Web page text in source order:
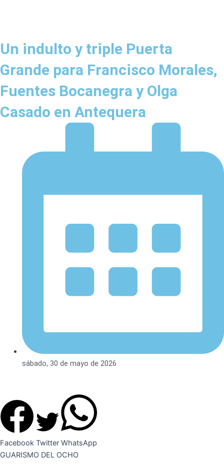
Un indulto y triple Puerta
Grande para Francisco Morales,
Fuentes Bocanegra y Olga
Casado en Antequera
sábado, 30 de mayo de 2026
Facebook Twitter WhatsApp
GUARISMO DEL OCHO